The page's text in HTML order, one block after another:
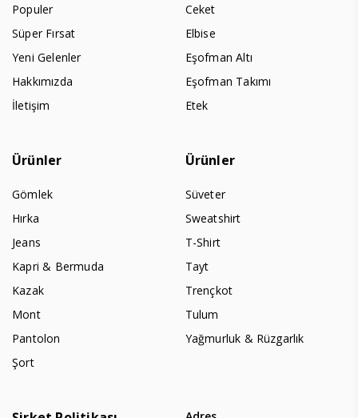
Populer
Süper Fırsat
Yeni Gelenler
Hakkımızda
İletişim
Ceket
Elbise
Eşofman Altı
Eşofman Takımı
Etek
Ürünler
Gömlek
Hırka
Jeans
Kapri & Bermuda
Kazak
Mont
Pantolon
Şort
Ürünler
Süveter
Sweatshirt
T-Shirt
Tayt
Trençkot
Tulum
Yağmurluk & Rüzgarlık